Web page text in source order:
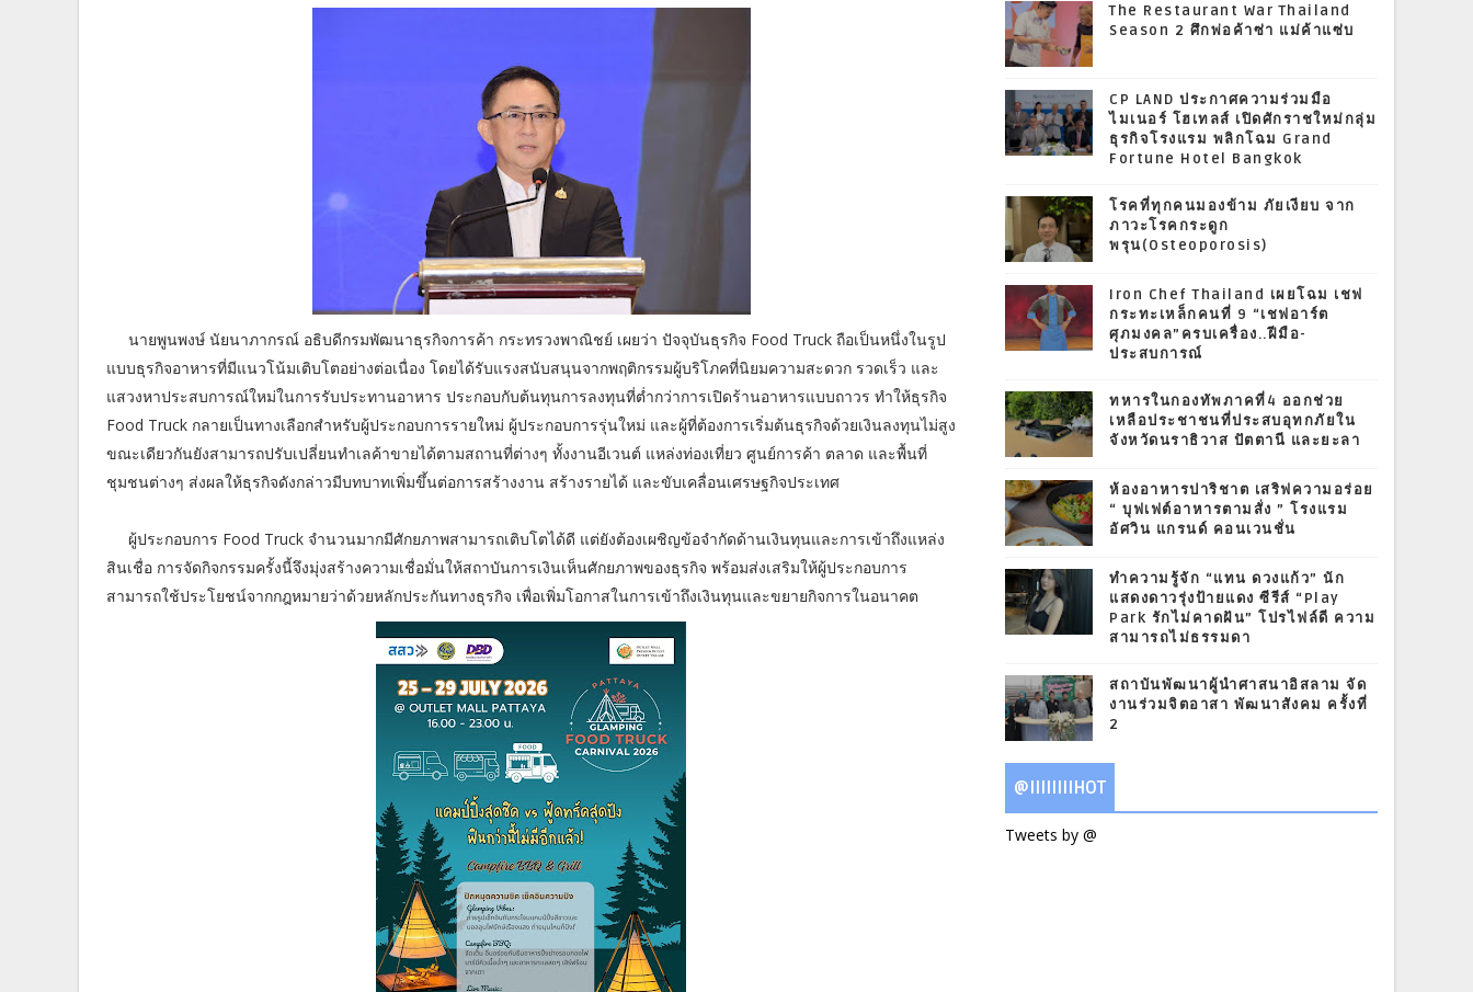
นายพูนพงษ์ นัยนาภากรณ์ อธิบดีกรมพัฒนาธุรกิจการค้า กระทรวงพาณิชย์ เผยว่า ปัจจุบันธุรกิจ Food Truck ถือเป็นหนึ่งในรูป
แบบธุรกิจอาหารที่มีแนวโน้มเติบโตอย่างต่อเนื่อง โดยได้รับแรงสนับสนุนจากพฤติกรรมผู้บริโภคที่นิยมความสะดวก รวดเร็ว และ
แสวงหาประสบการณ์ใหม่ในการรับประทานอาหาร ประกอบกับต้นทุนการลงทุนที่ต่ำกว่าการเปิดร้านอาหารแบบถาวร ทำให้ธุรกิจ
Food Truck กลายเป็นทางเลือกสำหรับผู้ประกอบการรายใหม่ ผู้ประกอบการรุ่นใหม่ และผู้ที่ต้องการเริ่มต้นธุรกิจด้วยเงินลงทุนไม่สูง
ขณะเดียวกันยังสามารถปรับเปลี่ยนทำเลค้าขายได้ตามสถานที่ต่างๆ ทั้งงานอีเวนต์ แหล่งท่องเที่ยว ศูนย์การค้า ตลาด และพื้นที่
ชุมชนต่างๆ ส่งผลให้ธุรกิจดังกล่าวมีบทบาทเพิ่มขึ้นต่อการสร้างงาน สร้างรายได้ และขับเคลื่อนเศรษฐกิจประเทศ
ผู้ประกอบการ Food Truck จำนวนมากมีศักยภาพสามารถเติบโตได้ดี แต่ยังต้องเผชิญข้อจำกัดด้านเงินทุนและการเข้าถึงแหล่ง
สินเชื่อ การจัดกิจกรรมครั้งนี้จึงมุ่งสร้างความเชื่อมั่นให้สถาบันการเงินเห็นศักยภาพของธุรกิจ พร้อมส่งเสริมให้ผู้ประกอบการ
สามารถใช้ประโยชน์จากกฎหมายว่าด้วยหลักประกันทางธุรกิจ เพื่อเพิ่มโอกาสในการเข้าถึงเงินทุนและขยายกิจการในอนาคต
The Restaurant War Thailand
Season 2 ศึกพ่อค้าซ่า แม่ค้าแซ่บ
CP LAND ประกาศความร่วมมือ
ไมเนอร์ โฮเทลส์ เปิดศักราชใหม่กลุ่ม
ธุรกิจโรงแรม พลิกโฉม Grand
Fortune Hotel Bangkok
โรคที่ทุกคนมองข้าม ภัยเงียบ จาก
ภาวะโรคกระดูก
พรุน(Osteoporosis)
Iron Chef Thailand เผยโฉม เชฟ
กระทะเหล็กคนที่ 9 “เชฟอาร์ต
ศุภมงคล”ครบเครื่อง..ฝีมือ-
ประสบการณ์
ทหารในกองทัพภาคที่4 ออกช่วย
เหลือประชาชนที่ประสบอุทกภัยใน
จังหวัดนราธิวาส ปัตตานี และยะลา
ห้องอาหารปาริชาต เสริฟความอร่อย
“ บุฟเฟต์อาหารตามสั่ง ” โรงแรม
อัศวิน แกรนด์ คอนเวนชั่น
ทำความรู้จัก “แทน ดวงแก้ว” นัก
แสดงดาวรุ่งป้ายแดง ซีรีส์ “Play
Park รักไม่คาดฝัน” โปรไฟล์ดี ความ
สามารถไม่ธรรมดา
สถาบันพัฒนาผู้นำศาสนาอิสลาม จัด
งานร่วมจิตอาสา พัฒนาสังคม ครั้งที่
2
@IIIIIIIIHOT
Tweets by @